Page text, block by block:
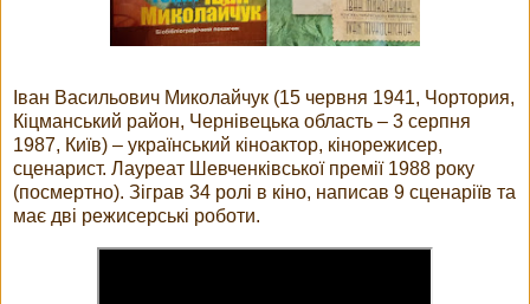
Іван Васильович Миколайчук (15 червня 1941, Чортория,
Кіцманський район, Чернівецька область – 3 серпня
1987, Київ) – український кіноактор, кінорежисер,
сценарист. Лауреат Шевченківської премії 1988 року
(посмертно). Зіграв 34 ролі в кіно, написав 9 сценаріїв та
має дві режисерські роботи.